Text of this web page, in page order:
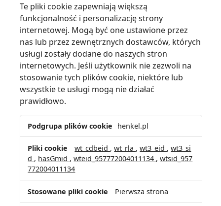
Te pliki cookie zapewniają większą
funkcjonalność i personalizację strony
internetowej. Mogą być one ustawione przez
nas lub przez zewnętrznych dostawców, których
usługi zostały dodane do naszych stron
internetowych. Jeśli użytkownik nie zezwoli na
stosowanie tych plików cookie, niektóre lub
wszystkie te usługi mogą nie działać
prawidłowo.
pliki
henkel.pl
wt_cdbeid ,wt_rla ,wt3_eid ,wt3_si
d , hasGmid ,wteid_957772004011134 ,wtsid_957
772004011134
Pierwsza strona